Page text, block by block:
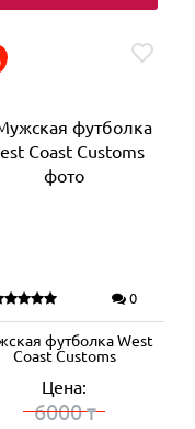
0
футболка West
Coast Customs
Цена:
6000₸